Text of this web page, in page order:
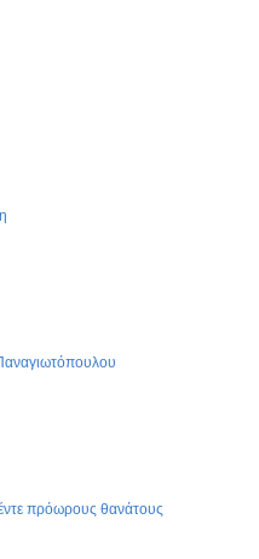
πρόωρους θανάτους